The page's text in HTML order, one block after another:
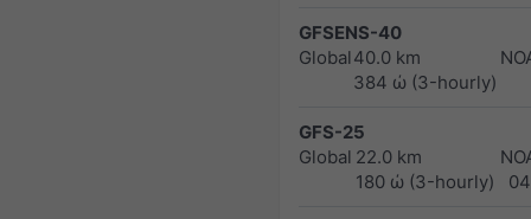
GFSENS-40
Global40.0 km
384 ώ (3-hourly)
GFS-25
Global 22.0 km
180 ώ (3-hourly)